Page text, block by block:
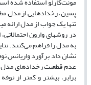
پسین، رخدادهایی از مدل
تنها یک جواب از مدل ارائه
در روش­های وارون
به مدل را فراهم می‌کنند.
نشان داد برآورد واریانس
عدم قطعیت رخدادهای مدل